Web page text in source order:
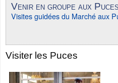
Venir en groupe aux Puces
Visites guidées du Marché aux
Visiter les Puces